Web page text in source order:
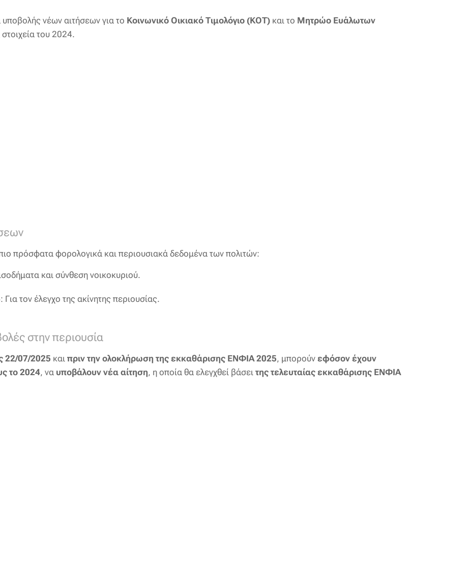
υποβολής νέων αιτήσεων για το Κοινωνικό Οικιακό Τιμολόγιο (ΚΟΤ) και το Μητρώο Ευάλωτων
του 2024.
πρόσφατα φορολογικά και περιουσιακά δεδομένα των πολιτών:
και σύνθεση νοικοκυριού.
: Για τον έλεγχο της ακίνητης περιουσίας.
στην περιουσία
22/07/2025 και πριν την ολοκλήρωση της εκκαθάρισης ΕΝΦΙΑ 2025, μπορούν εφόσον έχουν
το 2024, να υποβάλουν νέα αίτηση, η οποία θα ελεγχθεί βάσει της τελευταίας εκκαθάρισης ΕΝΦΙΑ